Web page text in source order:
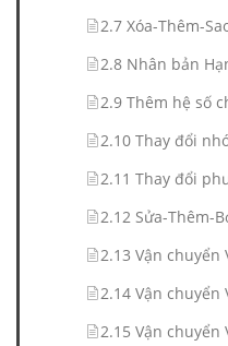
2.7 Xóa-Thêm-
2.8 Nhân bản
2.9 Thêm hệ số
2.10 Thay đổi
2.11 Thay đổi
2.12 Sửa-Thêm-
2.13 Vận
2.14 Vận chuyển
2.15 Vận chuyển